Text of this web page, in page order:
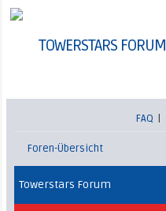
TOWERSTARS FORUM
FAQ
Foren-Übersicht
Towerstars Forum